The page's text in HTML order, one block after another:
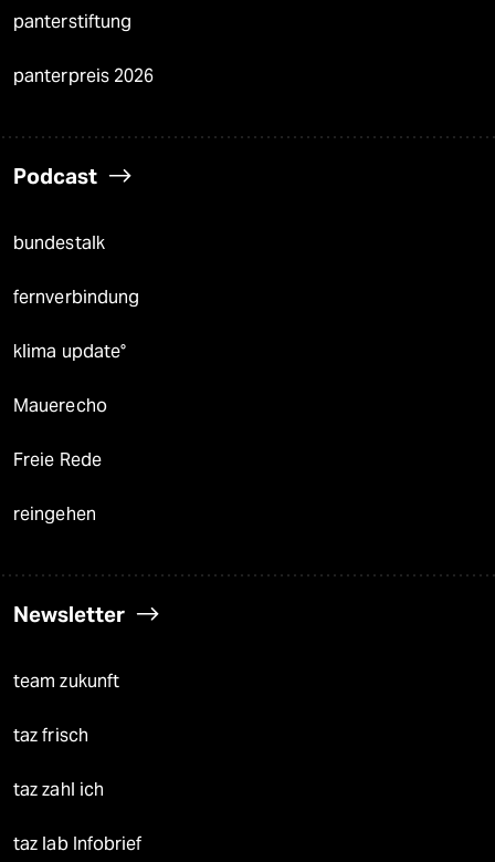
panterstiftung
panterpreis 2026
Podcast
bundestalk
fernverbindung
klima update°
Mauerecho
Freie Rede
reingehen
Newsletter
team zukunft
taz frisch
taz zahl ich
taz lab Infobrief